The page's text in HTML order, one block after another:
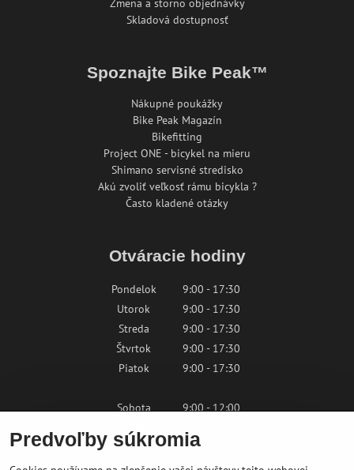
Zmena a storno objednávky
Skladová dostupnosť
Spoznajte Bike Peak™
Nákupné poukážky
Bike Peak Magazín
Bikefitting
Project ONE - bicykel na mieru
Shimano servisné stredisko
Akú zvoliť veľkosť rámu bicykla ?
Často kladené otázky
Otváracie hodiny
Pondelok
9:00 - 17:30
Utorok
9:00 - 17:30
Streda
9:00 - 17:30
Štvrtok
9:00 - 17:30
Piatok
9:00 - 17:30
Sobota
9:00 - 12:00
Predvoľby súkromia